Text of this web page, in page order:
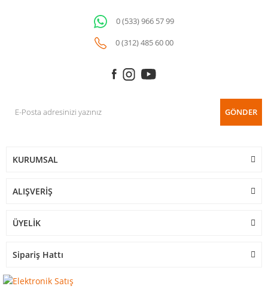
0 (533) 966 57 99
0 (312) 485 60 00
GÖNDER
KURUMSAL
ALIŞVERİŞ
ÜYELİK
Sipariş Hattı